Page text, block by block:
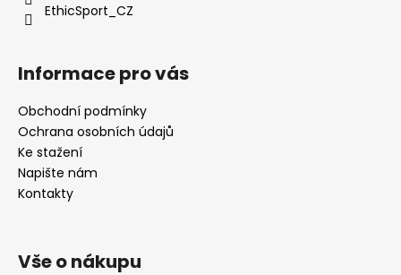
EthicSport_CZ
Informace pro vás
Obchodní podmínky
Ochrana osobních údajů
Ke stažení
Napište nám
Kontakty
Vše o nákupu